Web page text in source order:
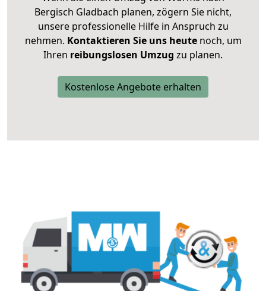
Bergisch Gladbach planen, zögern Sie nicht,
unsere professionelle Hilfe in Anspruch zu
nehmen. Kontaktieren Sie uns heutenoch, um
Ihren reibungslosen Umzug zu planen.
Kostenlose Angebote erhalten